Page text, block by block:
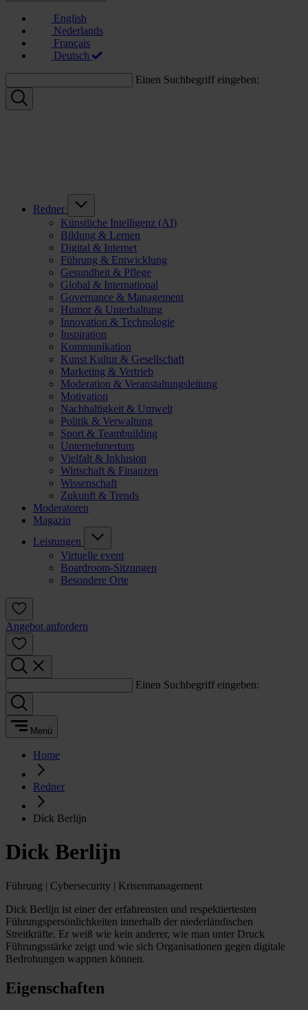
English
Nederlands
Français
Deutsch
Einen Suchbegriff eingeben:
Redner
Künstliche Intelligenz (AI)
Bildung & Lernen
Digital & Internet
Führung & Entwicklung
Gesundheit & Pflege
Global & International
Governance & Management
Humor & Unterhaltung
Innovation & Technologie
Inspiration
Kommunikation
Kunst Kultur & Gesellschaft
Marketing & Vertrieb
Moderation & Veranstaltungsleitung
Motivation
Nachhaltigkeit & Umwelt
Politik & Verwaltung
Sport & Teambuilding
Unternehmertum
Vielfalt & Inklusion
Wirtschaft & Finanzen
Wissenschaft
Zukunft & Trends
Moderatoren
Magazin
Leistungen
Virtuelle event
Boardroom-Sitzungen
Besondere Orte
Angebot anfordern
Einen Suchbegriff eingeben:
Menü
Home
Redner
Dick Berlijn
Dick Berlijn
Führung | Cybersecurity | Krisenmanagement
Dick Berlijn ist einer der erfahrensten und respektiertesten
Führungspersönlichkeiten innerhalb der niederländischen
Streitkräfte. Er weiß wie kein anderer, wie man unter Druck
Führungsstärke zeigt und wie sich Organisationen gegen digitale
Bedrohungen wappnen können.
Eigenschaften